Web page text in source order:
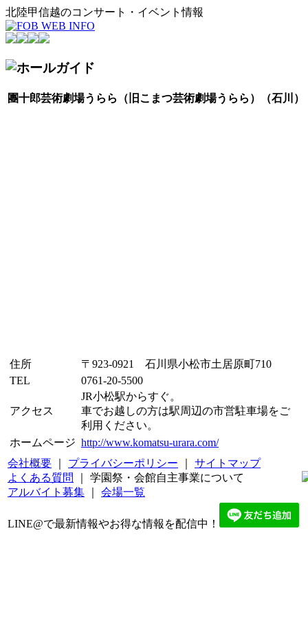
北陸甲信越のコンサート・イベント情報
團十郎芸術劇場うらら（旧こまつ芸術劇場うらら）（石川）
住所
〒923-0921 石川県小松市土居原町710
TEL
0761-20-5500
アクセス
JR小松駅からすぐ。
車でお越しの方は駅周辺の市営駐車場をご
利用ください。
ホームページ http://www.komatsu-urara.com/
会社概要
プライバシーポリシー
サイトマップ
よくある質問
｜ 学園祭・会館自主事業について
アルバイト募集
会場一覧
LINE@で最新情報やお得な情報を配信中！